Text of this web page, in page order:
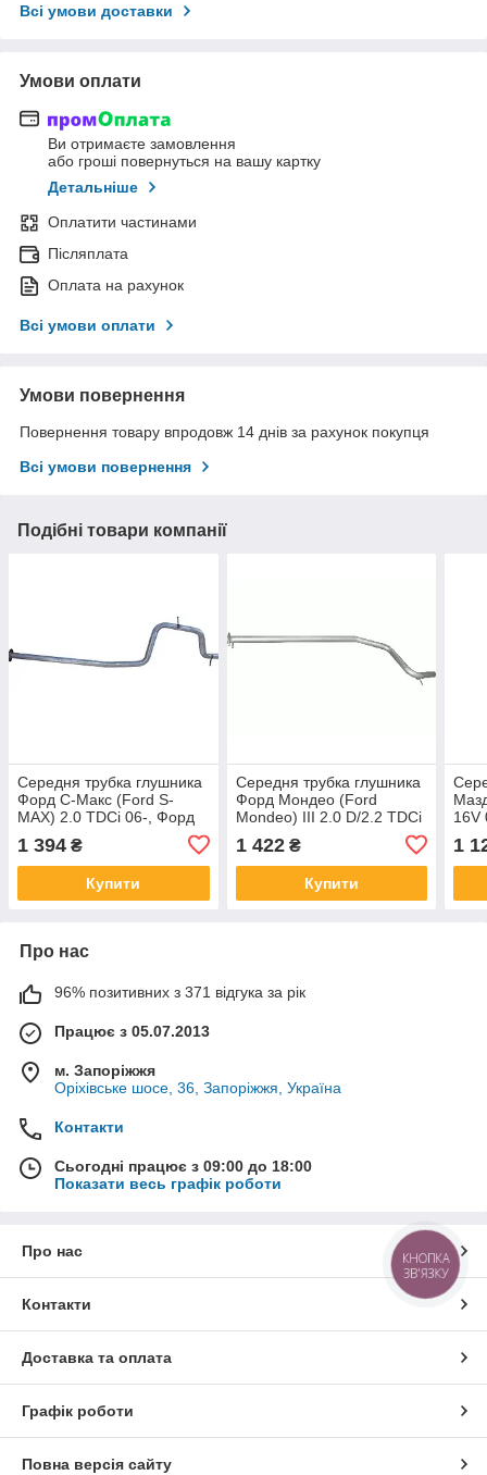
Всі умови доставки
Умови оплати
Ви отримаєте замовлення
або гроші повернуться на вашу картку
Детальніше
Оплатити частинами
Післяплата
Оплата на рахунок
Всі умови оплати
Умови повернення
Повернення товару впродовж 14 днів за рахунок покупця
Всі умови повернення
Подібні товари компанії
Середня трубка глушника
Форд С-Макс (Ford S-
MAX) 2.0 TDCi 06-, Форд
Мондео (Ford Mondeo IV
2.0 TDCi 07-,
1 394 ₴
Купити
Середня трубка глушника
Форд Мондео (Ford
Mondeo) III 2.0 D/2.2 TDCi
2/2007 (08.594)
1 422₴
Купити
16V
1
Про нас
96% позитивних з 371 відгука за рік
Працює з 05.07.2013
м. Запоріжжя
Оріхівське шосе, 36, Запоріжжя, Україна
Контакти
Сьогодні працює з 09:00 до 18:00
Показати весь графік роботи
Про нас
Контакти
Доставка та оплата
Графік роботи
Повна версія сайту
КНОПКА
ЗВ'ЯЗКУ